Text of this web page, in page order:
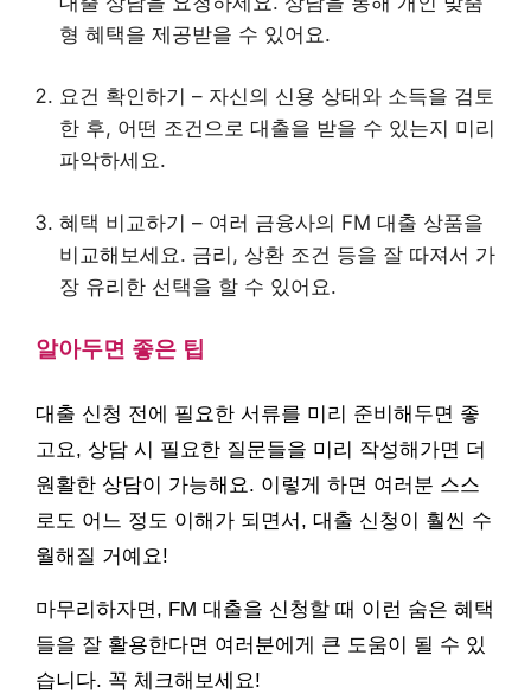
형 혜택을 제공받을 수 있어요.
요건 확인하기 – 자신의 신용 상태와 소득을 검토
한 후, 어떤 조건으로 대출을 받을 수 있는지 미리
파악하세요.
혜택 비교하기 – 여러 금융사의 FM 대출 상품을
비교해보세요. 금리, 상환 조건 등을 잘 따져서 가
장 유리한 선택을 할 수 있어요.
알아두면 좋은 팁
대출 신청 전에 필요한 서류를 미리 준비해두면 좋
고요, 상담 시 필요한 질문들을 미리 작성해가면 더
원활한 상담이 가능해요. 이렇게 하면 여러분 스스
로도 어느 정도 이해가 되면서, 대출 신청이 훨씬 수
월해질 거예요!
마무리하자면, FM 대출을 신청할 때 이런 숨은 혜택
들을 잘 활용한다면 여러분에게 큰 도움이 될 수 있
습니다. 꼭 체크해보세요!